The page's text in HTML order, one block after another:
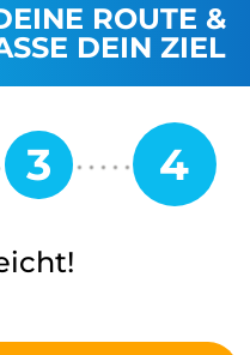
ROUTE &
DEIN ZIEL